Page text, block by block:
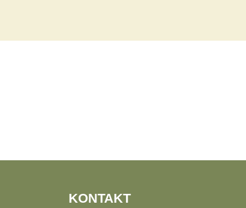
KONTAKT